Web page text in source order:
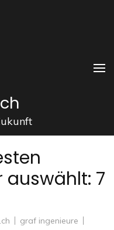
7
graf ingenieure